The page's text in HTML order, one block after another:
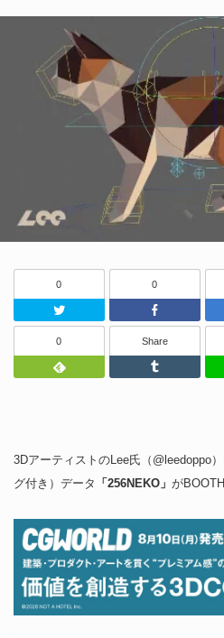
0
Twitter
0
0
Feedly
Share
3DアーティストのLee氏（@leedoppo
グ付き）データ 「256NEKO」 が